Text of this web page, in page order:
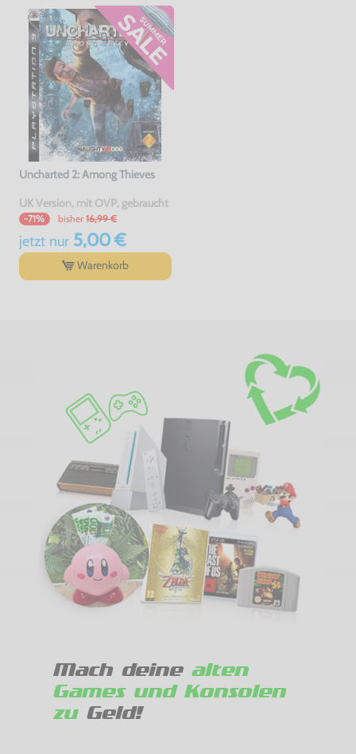
Uncharted 2: Among Thieves
UK Version, mit OVP, gebraucht
-71% bisher 16,99 €
jetzt nur5,00 €
Warenkorb
Mach deine alten
Games und Konsolen
zuGeld!